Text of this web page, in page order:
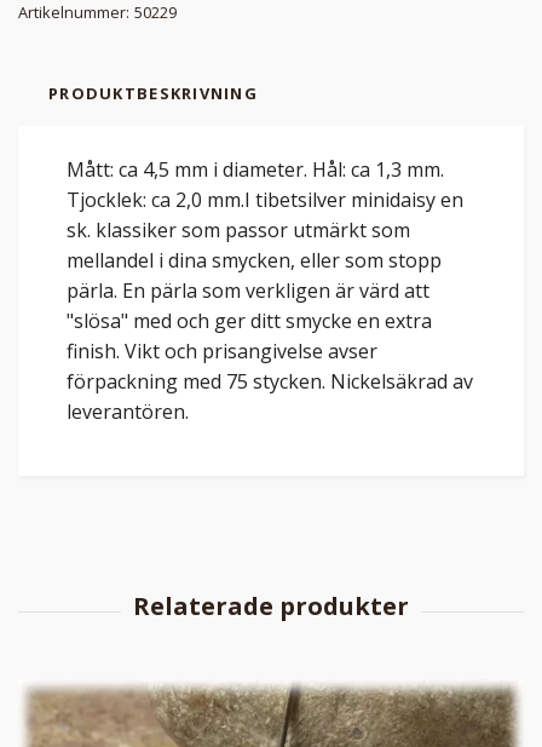
Artikelnummer: 50229
PRODUKTBESKRIVNING
Mått: ca 4,5 mm i diameter. Hål: ca 1,3 mm.
Tjocklek: ca 2,0 mm.I tibetsilver minidaisy en
sk. klassiker som passor utmärkt som
mellandel i dina smycken, eller som stopp
pärla. En pärla som verkligen är värd att
"slösa" med och ger ditt smycke en extra
finish. Vikt och prisangivelse avser
förpackning med 75 stycken. Nickelsäkrad av
leverantören.